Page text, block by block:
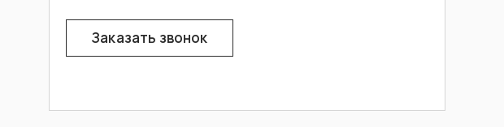
Заказать звонок